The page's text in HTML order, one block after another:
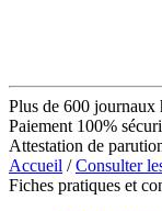
Plus de 600 journaux
Paiement 100%
Attestation de
Accueil /Consulter
Fiches pratiques et